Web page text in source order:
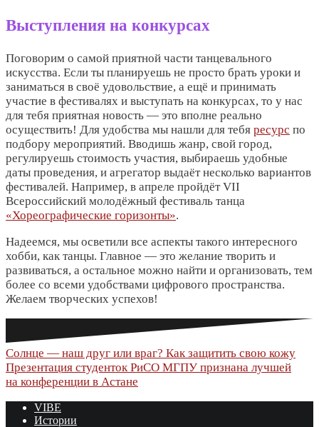
Выступления на конкурсах
Поговорим о самой приятной части танцевального
искусства. Если ты планируешь не просто брать уроки и
заниматься в своё удовольствие, а ещё и принимать
участие в фестивалях и выступать на конкурсах, то у нас
для тебя приятная новость ― это вполне реально
осуществить! Для удобства мы нашли для тебя ресурс по
подбору мероприятий. Вводишь жанр, свой город,
регулируешь стоимость участия, выбираешь удобные
даты проведения, и агрегатор выдаёт несколько вариантов
фестивалей. Например, в апреле пройдёт VII
Всероссийский молодёжный фестиваль танца
«Хореографические горизонты».
Надеемся, мы осветили все аспекты такого интересного
хобби, как танцы. Главное ― это желание творить и
развиваться, а остальное можно найти и организовать, тем
более со всеми удобствами цифрового пространства.
Желаем творческих успехов!
Навигация
по
записям
Солнце — наш друг или враг? Как защитить свою кожу
Презентация студенток РиСО МГПУ признана лучшей
на конференции в Астане
VIBE
Истории